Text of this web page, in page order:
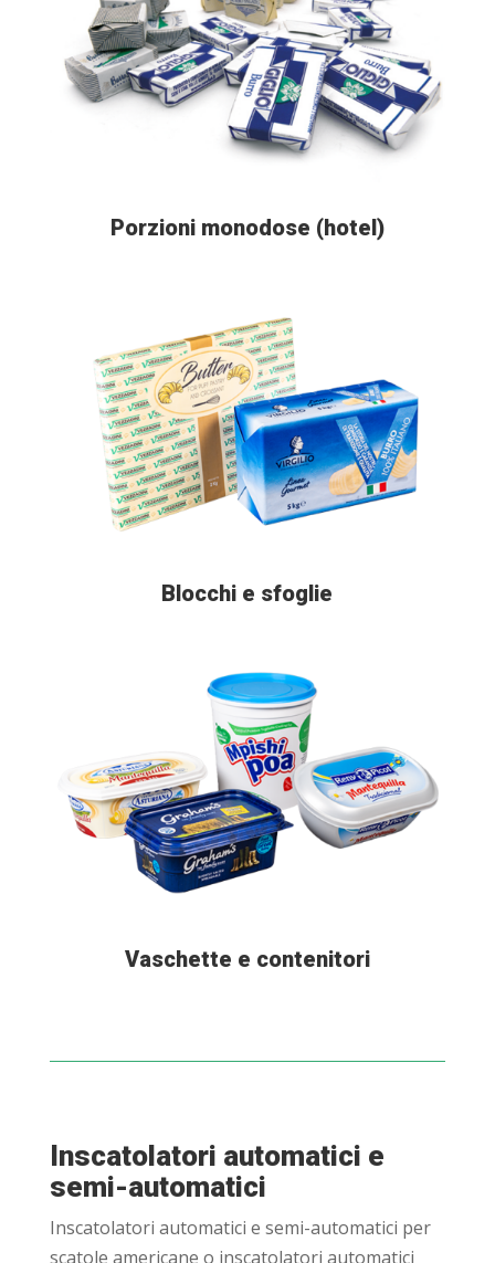
Porzioni monodose (hotel)
Blocchi e sfoglie
Vaschette e contenitori
Inscatolatori automatici e
semi-automatici
Inscatolatori automatici e semi-automatici per
scatole americane o inscatolatori automatici